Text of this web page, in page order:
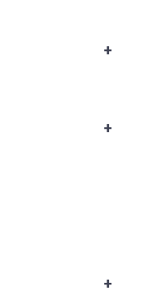
+
+
+